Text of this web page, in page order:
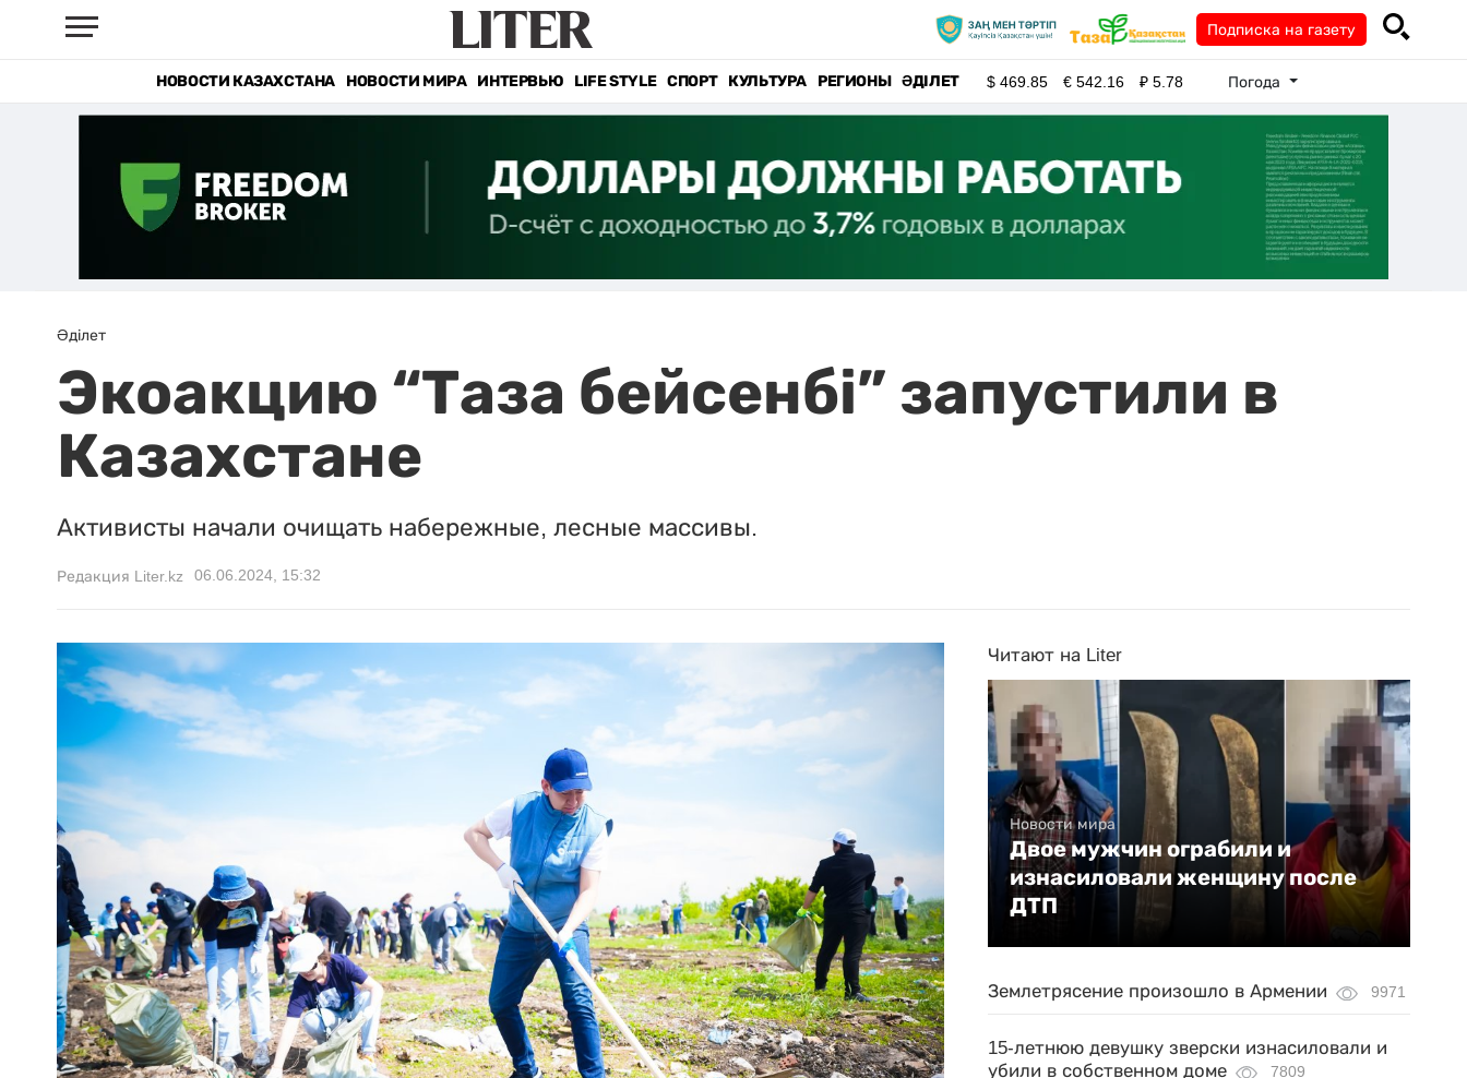
Подписка на газету
НОВОСТИ КАЗАХСТАНА НОВОСТИ МИРА ИНТЕРВЬЮ LIFE STYLE СПОРТ КУЛЬТУРА РЕГИОНЫ ӘДІЛЕТ $469.85 €542.16 ₽5.78 Погода
Әділет
Экоакцию “Таза бейсенбі” запустили в
Казахстане
Активисты начали очищать набережные, лесные массивы.
Редакция Liter.kz 06.06.2024, 15:32
Читают на Liter
Новости мира
Двое мужчин ограбили и
изнасиловали женщину после
ДТП
Землетрясение произошло в Армении 9971
15-летнюю девушку зверски изнасиловали и
убили в собственном доме
7809